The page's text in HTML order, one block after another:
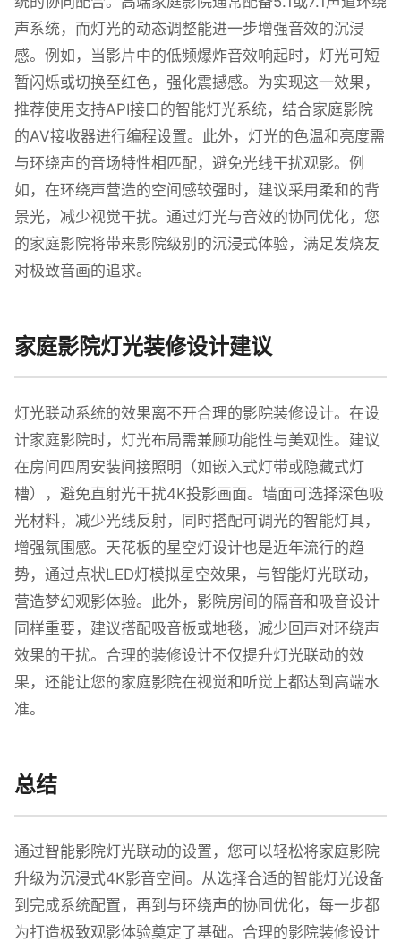
声系统，而灯光的动态调整能进一步增强音效的沉浸
感。例如，当影片中的低频爆炸音效响起时，灯光可短
暂闪烁或切换至红色，强化震撼感。为实现这一效果，
推荐使用支持API接口的智能灯光系统，结合家庭影院
的AV接收器进行编程设置。此外，灯光的色温和亮度需
与环绕声的音场特性相匹配，避免光线干扰观影。例
如，在环绕声营造的空间感较强时，建议采用柔和的背
景光，减少视觉干扰。通过灯光与音效的协同优化，您
的家庭影院将带来影院级别的沉浸式体验，满足发烧友
对极致音画的追求。
家庭影院灯光装修设计建议
灯光联动系统的效果离不开合理的影院装修设计。在设
计家庭影院时，灯光布局需兼顾功能性与美观性。建议
在房间四周安装间接照明（如嵌入式灯带或隐藏式灯
槽），避免直射光干扰4K投影画面。墙面可选择深色吸
光材料，减少光线反射，同时搭配可调光的智能灯具，
增强氛围感。天花板的星空灯设计也是近年流行的趋
势，通过点状LED灯模拟星空效果，与智能灯光联动，
营造梦幻观影体验。此外，影院房间的隔音和吸音设计
同样重要，建议搭配吸音板或地毯，减少回声对环绕声
效果的干扰。合理的装修设计不仅提升灯光联动的效
果，还能让您的家庭影院在视觉和听觉上都达到高端水
准。
总结
通过智能影院灯光联动的设置，您可以轻松将家庭影院
升级为沉浸式4K影音空间。从选择合适的智能灯光设备
到完成系统配置，再到与环绕声的协同优化，每一步都
为打造极致观影体验奠定了基础。合理的影院装修设计